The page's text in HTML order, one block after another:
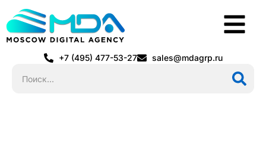
+7 (495) 477-53-27 sales@mdagrp.ru